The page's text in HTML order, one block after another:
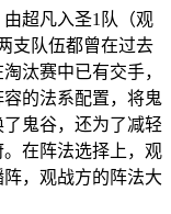
超凡入圣1队（观
支队伍都曾在过去
汰赛中已有交手，
的法系配置，将鬼
鬼谷，还为了减轻
在阵法选择上，观
，观战方的阵法大